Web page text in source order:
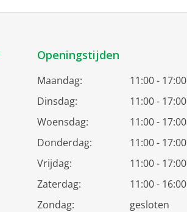
Openingstijden
Maandag:
11:00 - 17:00
Dinsdag:
11:00 - 17:00
Woensdag:
11:00 - 17:00
Donderdag:
11:00 - 17:00
Vrijdag:
11:00 - 17:00
Zaterdag:
11:00 - 16:00
Zondag:
gesloten